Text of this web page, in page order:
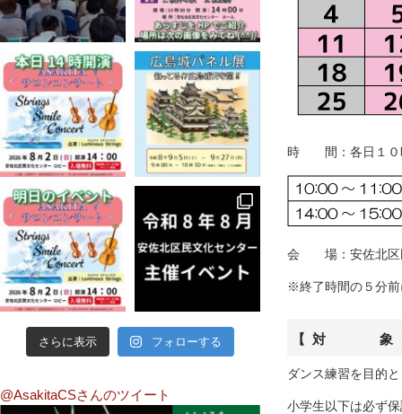
時 間：各日１０
会 場：安佐北区
※終了時間の５分
【 対 象
ダンス練習を目的
小学生以下は必ず
さらに表示 フォローする
@AsakitaCSさんのツイート